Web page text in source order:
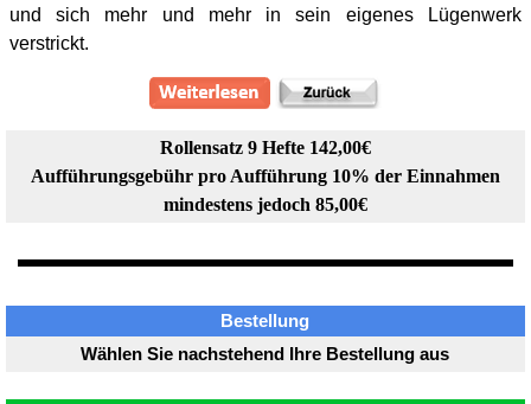
und sich mehr und mehr in sein eigenes Lügenwerk
verstrickt.
Rollensatz 9 Hefte 142,00€
Aufführungsgebühr pro Aufführung 10% der Einnahmen
mindestens jedoch 85,00€
Bestellung
Wählen Sie nachstehend Ihre Bestellung aus